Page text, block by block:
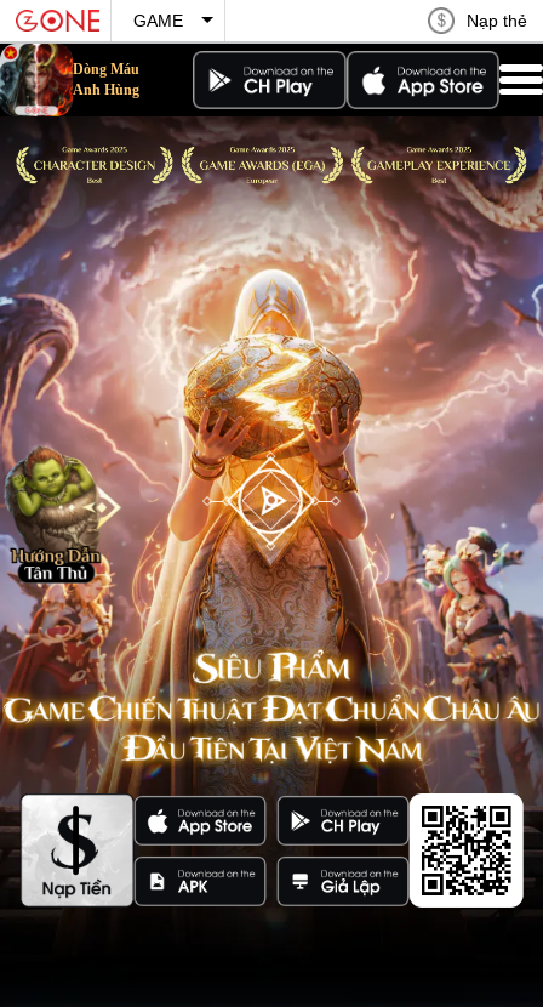
GAME
Dòng Máu Anh Hùng
Vườn Hoa Hạnh Phúc
Vận Mệnh Anh Hùng
Hồi Ức Kiếm Thế
Phong Ma Tam Quốc
Đại Chiến Tanks
Nhất Niệm Tiêu Dao
Đội Hình Tối Thượng
Mã Tiến Hóa X
Nạp thẻ
Dòng Máu
Anh Hùng